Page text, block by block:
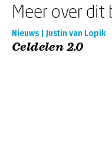
Meer over dit
Nieuws | Justin van Lopik
Celdelen 2.0